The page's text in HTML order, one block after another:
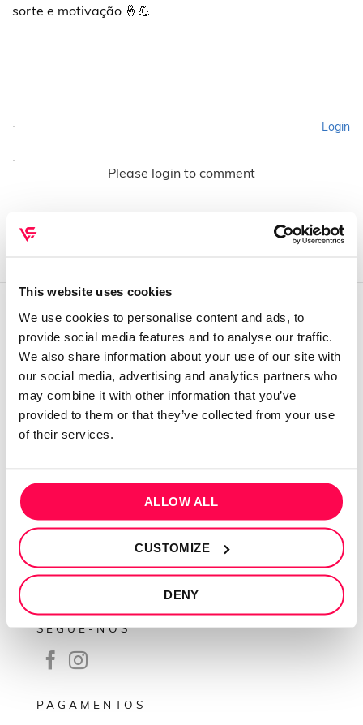
This website uses cookies
We use cookies to personalise content and ads, to
provide social media features and to analyse our traffic.
We also share information about your use of our site with
our social media, advertising and analytics partners who
may combine it with other information that you’ve
provided to them or that they’ve collected from your use
of their services.
ALLOW ALL
CUSTOMIZE
DENY
sorte e motivação 🤞💪
Login
Please login to comment
QUEM SOMOS
Sobre mim
Conta cliente
Recuperar Password
Política de privacidade
SEGUE-NOS
PAGAMENTOS